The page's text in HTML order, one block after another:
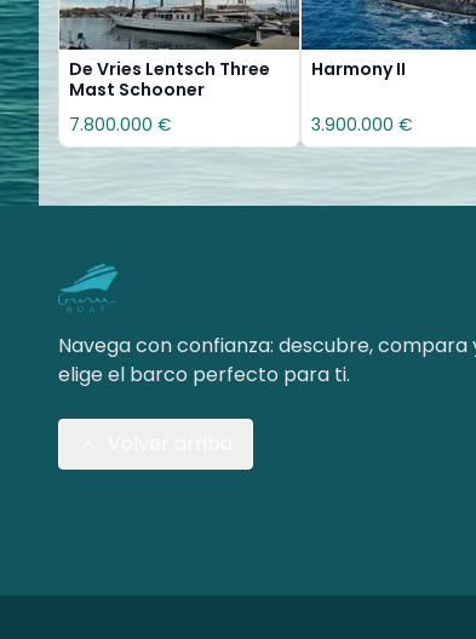
De Vries Lentsch Three
Mast Schooner
7.800.000 €
Harmony II
3.900.000 €
Navega con confianza: descubre, compara
elige el barco perfecto para ti.